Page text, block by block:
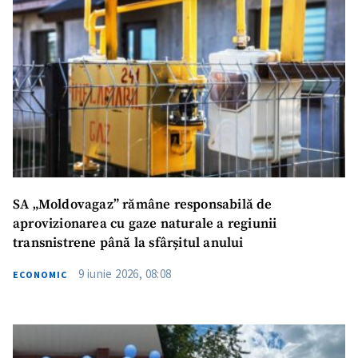
SA „Moldovagaz” rămâne responsabilă de
aprovizionarea cu gaze naturale a regiunii
transnistrene până la sfârșitul anului
ECONOMIC 9 iunie 2026, 08:08
Fotografie
+ Încarcă imagine
Link media
+ Link media
Mesajul știrei
+ Mesajul știrei
Sursă anonimă
Nume+ Numele meu
Email+ Emailul meu